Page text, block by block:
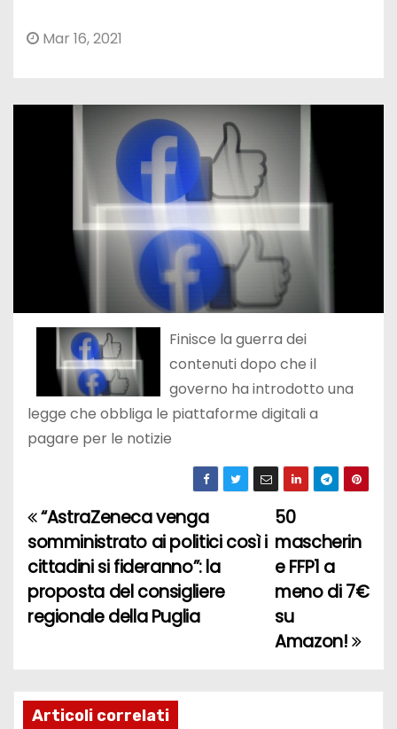
Mar 16, 2021
Finisce la guerra dei
contenuti dopo che il
governo ha introdotto una
legge che obbliga le piattaforme digitali a
pagare per le notizie
N
a
v
a
50
mascherin
e FFP1 a
meno di 7€
su
Amazon!
“AstraZeneca venga
somministrato ai politici così i
cittadini si fideranno”: la
proposta del consigliere
regionale della Puglia
Articoli correlati